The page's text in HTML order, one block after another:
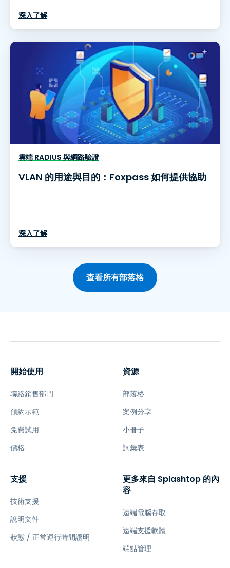
深入了解
雲端 RADIUS 與網路驗證
VLAN 的用途與目的：Foxpass 如何提供協助
深入了解
查看所有部落格
開始使用
聯絡銷售部門
預約示範
免費試用
價格
資源
部落格
案例分享
小冊子
詞彙表
支援
技術支援
說明文件
狀態 / 正常運行時間證明
更多來自 Splashtop 的內
容
遠端電腦存取
遠端支援軟體
端點管理